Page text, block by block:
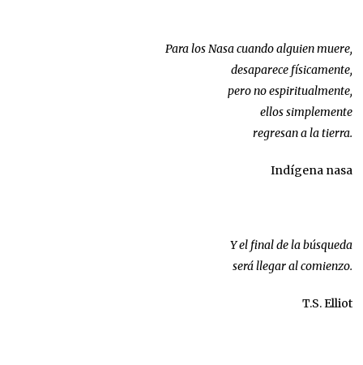
Para los Nasa cuando alguien muere,
desaparece físicamente,
pero no espiritualmente,
ellos simplemente
regresan a la tierra.
Indígena nasa
Y el final de la búsqueda
será llegar al comienzo.
T.S. Elliot